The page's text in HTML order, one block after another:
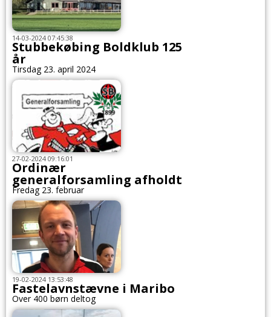
14-03-2024 07:45:38
Stubbekøbing Boldklub 125
år
Tirsdag 23. april 2024
27-02-2024 09:16:01
Ordinær
generalforsamling afholdt
Fredag 23. februar
19-02-2024 13:53:48
Fastelavnstævne i Maribo
Over 400 børn deltog